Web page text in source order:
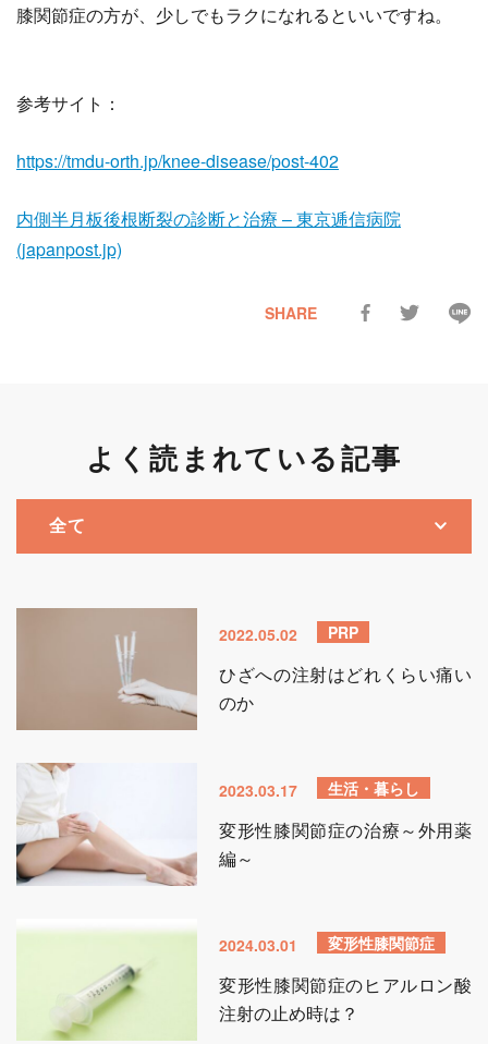
膝関節症の方が、少しでもラクになれるといいですね。
参考サイト：
https://tmdu-orth.jp/knee-disease/post-402
内側半月板後根断裂の診断と治療 – 東京逓信病院
(japanpost.jp)
SHARE
よく読まれている記事
2022.05.02 PRP
ひざへの注射はどれくらい痛い
のか
2023.03.17 生活・暮らし
変形性膝関節症の治療～外用薬
編～
2024.03.01 変形性膝関節症
変形性膝関節症のヒアルロン酸
注射の止め時は？